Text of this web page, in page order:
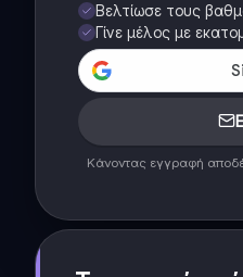
Βελτίωσε τους
Γίνε μέλος με
Κάνοντας εγγραφή